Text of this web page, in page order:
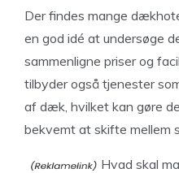
Der findes mange
en god idé at undersøge
sammenligne priser og
tilbyder også tjenester
af dæk, hvilket kan gøre
bekvemt at skifte mellem
Hvad skal